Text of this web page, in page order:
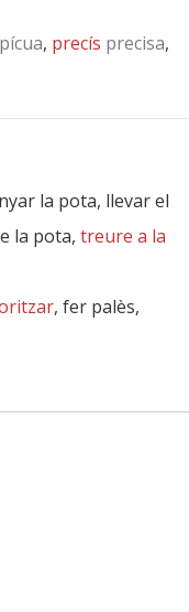
, precís precisa,
la pota, llevar el
la pota, treure a la
, fer palès,